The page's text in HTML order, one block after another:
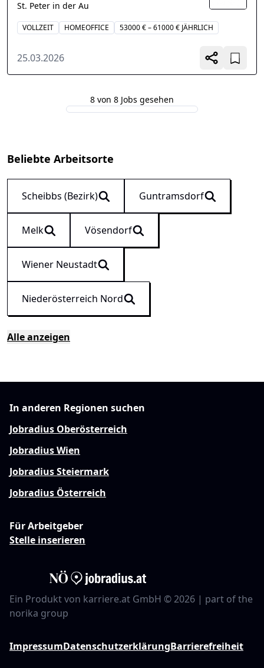
St. Peter in der Au
VOLLZEIT HOMEOFFICE 53000 € – 61000 € JÄHRLICH
25.03.2026
8 von 8 Jobs gesehen
Beliebte Arbeitsorte
Scheibbs (Bezirk) Guntramsdorf
Melk Vösendorf
Wiener Neustadt
Niederösterreich Nord
Alle anzeigen
In anderen Regionen suchen
Jobradius Oberösterreich
Jobradius Wien
Jobradius Steiermark
Jobradius Österreich
Für Arbeitgeber
Stelle inserieren
Ein Produkt von karriere.at GmbH © 2026 | part of the
norika group
ImpressumDatenschutzerklärungBarrierefreiheit